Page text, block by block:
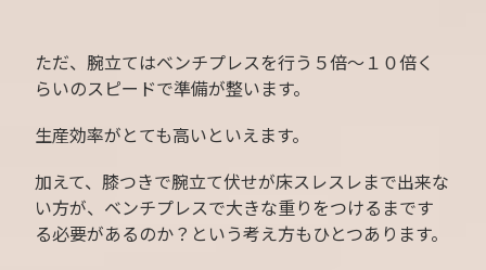
ただ、腕立てはベンチプレスを行う５倍〜１０倍く
らいのスピードで準備が整います。
生産効率がとても高いといえます。
加えて、膝つきで腕立て伏せが床スレスレまで出来な
い方が、ベンチプレスで大きな重りをつけるまです
る必要があるのか？という考え方もひとつあります。